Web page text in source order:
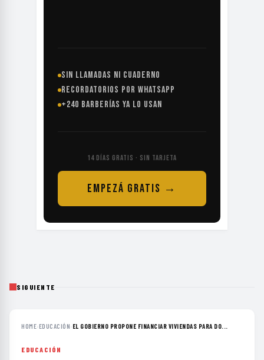
SIN LLAMADAS NI CUADERNO
RECORDATORIOS POR WHATSAPP
+240 BARBERÍAS YA LO USAN
14 DÍAS GRATIS · SIN TARJETA
EMPEZÁ GRATIS →
SIGUIENTE
HOME›EDUCACIÓN› EL GOBIERNO PROPONE FINANCIAR VIVIENDAS PARA DO...
EDUCACIÓN